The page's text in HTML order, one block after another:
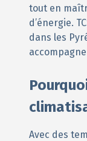
tout en
d’énergie.
dans les
Avec des